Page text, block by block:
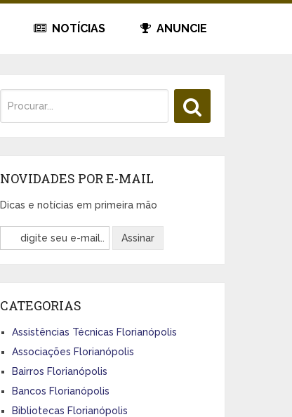
NOTÍCIAS ANUNCIE
NOVIDADES POR E-MAIL
Dicas e notícias em primeira mão
CATEGORIAS
Assistências Técnicas Florianópolis
Associações Florianópolis
Bairros Florianópolis
Bancos Florianópolis
Bibliotecas Florianópolis